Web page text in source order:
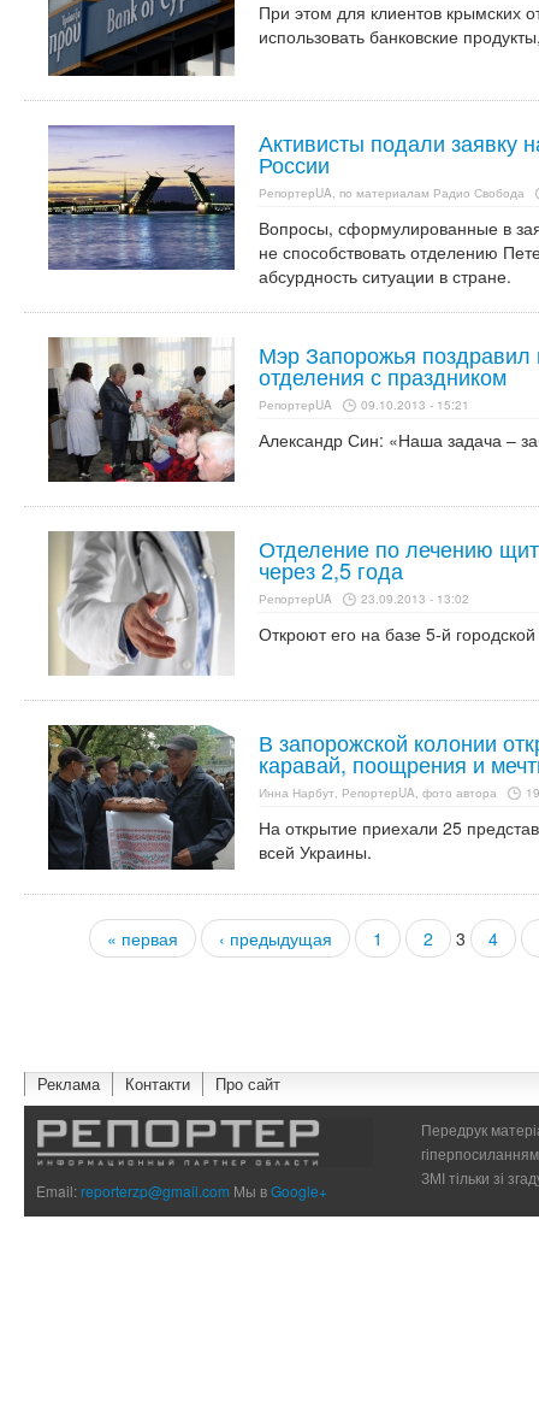
При этом для клиентов крымских
использовать банковские
Активисты подали заявку
России
РепортерUA, по материалам Радио Свобода
Вопросы, сформулированные в
не способствовать отделению
абсурдность ситуации в стране.
Мэр Запорожья поздравил
отделения с праздником
РепортерUA 09.10.2013 - 15:21
Александр Син: «Наша задача –
Отделение по лечению
через 2,5 года
РепортерUA 23.09.2013 - 13:02
Откроют его на базе 5-й
В запорожской колонии
каравай, поощрения и
Инна Нарбут, РепортерUA, фото автора
На открытие приехали 25
всей Украины.
Страницы
« первая ‹ предыдущая 1 2 3 4
Реклама Контакти Про сайт
Email:reporterzp@gmail.com Мы вGoogle+
Передрук
ЗМІ тільки зі